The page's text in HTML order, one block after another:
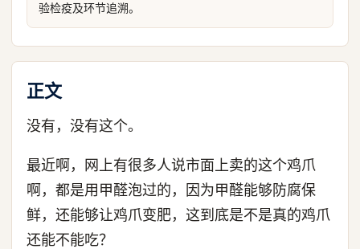
验检疫及环节追溯。
正文
没有，没有这个。
最近啊，网上有很多人说市面上卖的这个鸡爪
啊，都是用甲醛泡过的，因为甲醛能够防腐保
鲜，还能够让鸡爪变肥，这到底是不是真的鸡爪
还能不能吃？